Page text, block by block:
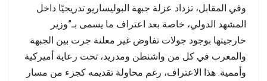
وفي المقابل، تزداد عزلة جبهة البوليساريو تدريجيًا داخل
المشهد الدولي، خاصة بعد اعتراف ما يسمى بـ”وزير
خارجيتها بوجود جولات تفاوض غير معلنة جرت بين الجبهة
والمغرب في كل من واشنطن ومدريد، تحت رعاية أميركية
وأممية. هذا الاعتراف، رغم محاولة تقديمه كجزء من مسار